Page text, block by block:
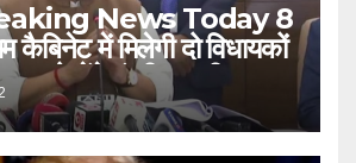
News Today 8
में मिलेगी दो विधायकों
को लेंगे मंत्री पद की शपथ